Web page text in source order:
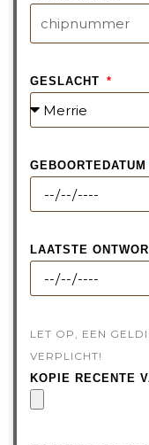
GESLACHT
GEBOORTEDATUM
LAATSTE
LET OP, EEN
VERPLICHT!
KOPIE RECENTE